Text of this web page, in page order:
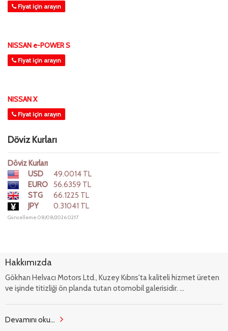
Fiyat için arayın
NISSAN e-POWER S
Fiyat için arayın
NISSAN X
Fiyat için arayın
Döviz Kurları
Döviz Kurları
USD
49.0014 TL
EURO
56.6359 TL
STG
66.1225 TL
JPY
0.31041 TL
Güncelleme: 08/08/2026 02:17
Hakkımızda
Gökhan Helvacı Motors Ltd., Kuzey Kıbrıs'ta kaliteli hizmet üreten
ve işinde titizliği ön planda tutan otomobil galerisidir. ...
Devamını oku...